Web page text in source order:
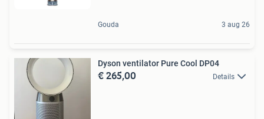
Gouda 3 aug 26
Dyson ventilator Pure Cool DP04
€ 265,00 Details